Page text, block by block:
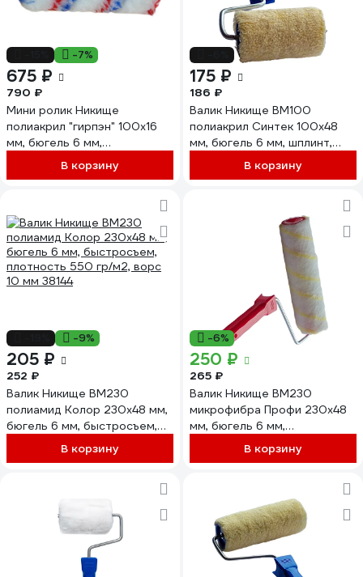
-7%
675 ₽
790 ₽
Мини ролик Никище
полиакрил "гирпэн" 100x16
мм, бюгель 6 мм,
быстросъем, плотность 800
гр/м2, ворс 12 мм, 10 шт.
В корзину
175 ₽
186 ₽
Валик Никище ВМ100
полиакрил Синтек 100x48
мм, бюгель 6 мм, шплинт,
плотность 130 гр/м2, ворс 6
В корзину
-9%
205 ₽
252 ₽
Валик Никище ВМ230
полиамид Колор 230x48 мм,
бюгель 6 мм, быстросъем,
плотность 550 гр/м2, ворс
В корзину
-6%
250 ₽
265 ₽
Валик Никище ВМ230
микрофибра Профи 230x48
мм, бюгель 6 мм,
быстросъем, плотность 680
гр/м2, ворс 10 мм 38113
В корзину